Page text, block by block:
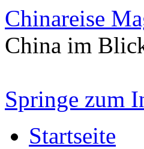
Chinareise
China im
Springe zum
Startseite